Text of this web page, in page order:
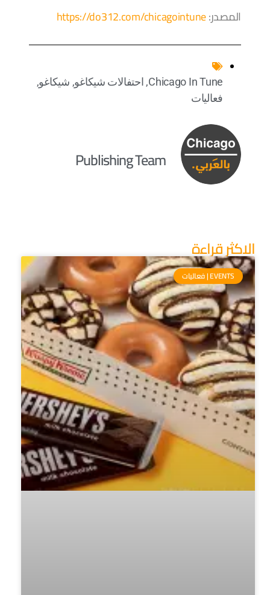
المصدر:https://do312.com/chicagointune
Chicago In Tune
, احتفالات شيكاغو, شيكاغو,
فعاليات
Publishing Team
الاكثر قراءة
EVENTS | فعاليات